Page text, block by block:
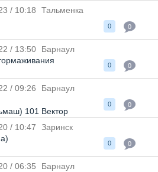
/ 10:18
Тальменка
0 0
/ 13:50
Барнаул
0 0
/ 09:26
Барнаул
101 Вектор
0 0
/ 10:47
Заринск
0 0
/ 06:35
Барнаул